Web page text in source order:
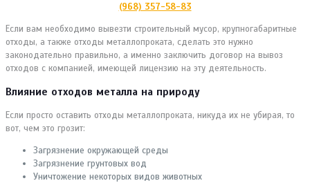
(968) 357-58-83
Если вам необходимо вывезти строительный мусор, крупногабаритные
отходы, а также отходы металлопроката, сделать это нужно
законодательно правильно, а именно заключить договор на вывоз
отходов с компанией, имеющей лицензию на эту деятельность.
Влияние отходов металла на природу
Если просто оставить отходы металлопроката, никуда их не убирая, то
вот, чем это грозит:
Загрязнение окружающей среды
Загрязнение грунтовых вод
Уничтожение некоторых видов животных